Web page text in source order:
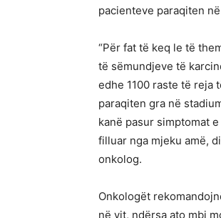
pacienteve paraqiten
“Për fat të keq le të
të sëmundjeve të
edhe 1100 raste të reja
paraqiten gra në
kanë pasur simptomat
filluar nga mjeku amë,
onkolog.
Onkologët
në vit, ndërsa ato mbi